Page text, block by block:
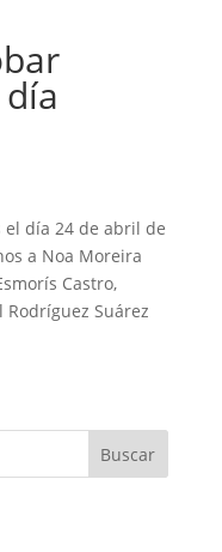
día 24 de abril de
a Noa Moreira
Castro,
Rodríguez Suárez
Buscar